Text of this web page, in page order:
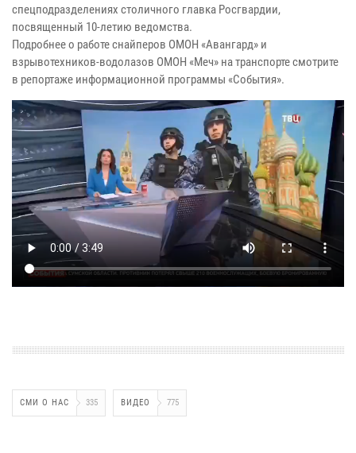
спецподразделениях столичного главка Росгвардии,
посвященный 10-летию ведомства.
Подробнее о работе снайперов ОМОН «Авангард» и
взрывотехников-водолазов ОМОН «Меч» на транспорте смотрите
в репортаже информационной программы «События».
СМИ О НАС 335 ВИДЕО 775